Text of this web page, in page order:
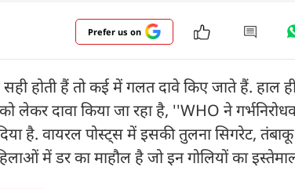
Prefer us on
होती हैं तो कई में गलत दावे किए जाते हैं. हाल
लेकर दावा किया जा रहा है, ''WHO ने
है. वायरल पोस्ट्स में इसकी तुलना सिगरेट,
में डर का माहौल है जो इन गोलियों का